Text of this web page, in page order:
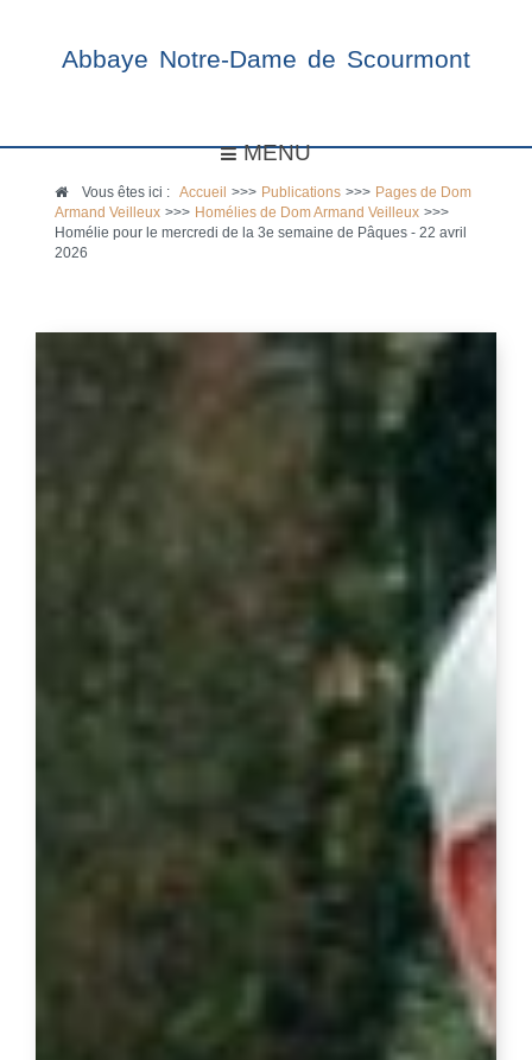
Abbaye Notre-Dame de Scourmont
MENU
Vous êtes ici :Accueil >>> Publications >>> Pages de Dom
Armand Veilleux >>> Homélies de Dom Armand Veilleux >>>
Homélie pour le mercredi de la 3e semaine de Pâques - 22 avril
2026